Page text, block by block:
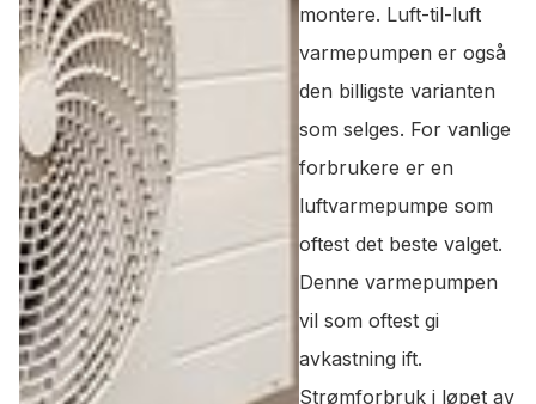
montere. Luft-til-luft
varmepumpen er også
den billigste varianten
som selges. For vanlige
forbrukere er en
luftvarmepumpe som
oftest det beste valget.
Denne varmepumpen
vil som oftest gi
avkastning ift.
Strømforbruk i løpet av